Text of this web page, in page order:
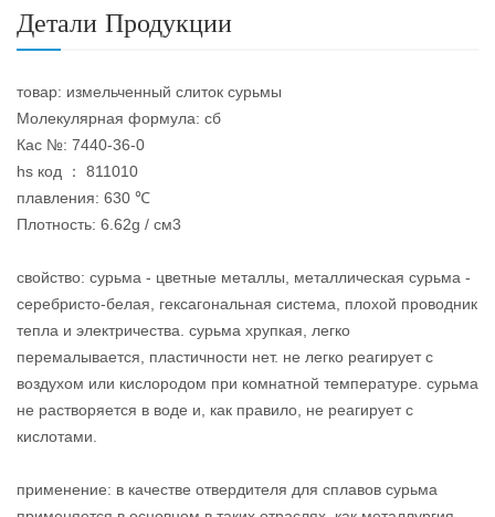
Детали Продукции
товар: измельченный слиток сурьмы
Молекулярная формула: сб
Кас №: 7440-36-0
hs код ： 811010
плавления: 630 ℃
Плотность: 6.62g / см3
свойство: сурьма - цветные металлы, металлическая сурьма -
серебристо-белая, гексагональная система, плохой проводник
тепла и электричества. сурьма хрупкая, легко
перемалывается, пластичности нет. не легко реагирует с
воздухом или кислородом при комнатной температуре. сурьма
не растворяется в воде и, как правило, не реагирует с
кислотами.
применение: в качестве отвердителя для сплавов сурьма